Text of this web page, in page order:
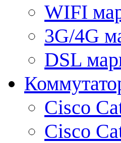
WIFI
3G/4G
DSL
Cisco
Cisco